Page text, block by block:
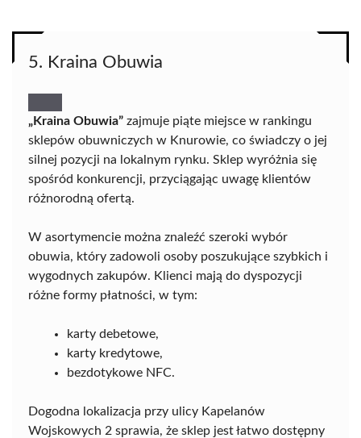
5. Kraina Obuwia
„Kraina Obuwia” zajmuje piąte miejsce w rankingu
sklepów obuwniczych w Knurowie, co świadczy o jej
silnej pozycji na lokalnym rynku. Sklep wyróżnia się
spośród konkurencji, przyciągając uwagę klientów
różnorodną ofertą.
W asortymencie można znaleźć szeroki wybór
obuwia, który zadowoli osoby poszukujące szybkich i
wygodnych zakupów. Klienci mają do dyspozycji
różne formy płatności, w tym:
karty debetowe,
karty kredytowe,
bezdotykowe NFC.
Dogodna lokalizacja przy ulicy Kapelanów
Wojskowych 2 sprawia, że sklep jest łatwo dostępny